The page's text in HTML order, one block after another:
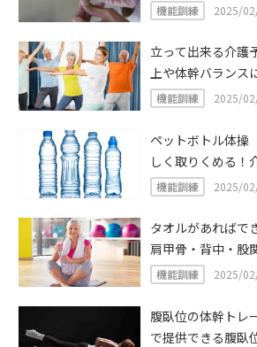
機能訓練 2025/
立って出来る介護
上や体幹バランス
機能訓練 2025/
ペットボトル体操
しく取りくめる！
機能訓練 2025/
タオルがあればで
肩甲骨・背中・股
機能訓練 2025/
腹臥位の体幹トレ
で提供できる腹臥